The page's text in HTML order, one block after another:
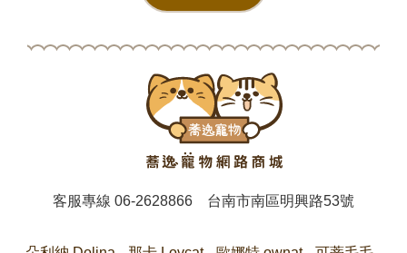
客服專線06-2628866 台南市南區明興路53號